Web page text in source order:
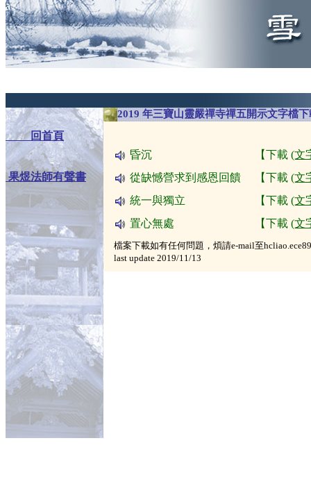
a
回首頁
果煜法師有聲書
2019 年三寶山靈嚴禪寺禪五開示文字檔下
昏沉 【下載 (文
從缺憾營求到感恩回饋 【下載 (文
統一與獨立 【下載 (文
置心無處 【下載 (文
檔案下載如有任何問題，煩請e-mail至
last update 2019/11/13